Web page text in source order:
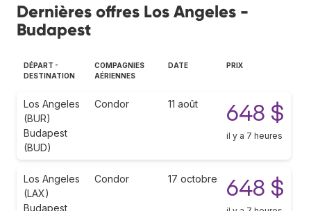
Dernières offres Los Angeles -
Budapest
DÉPART -
DESTINATION
COMPAGNIES
AÉRIENNES
DATE PRIX
Los Angeles
(BUR)
Budapest
(BUD)
Condor 11 août 648 $
il y a 7 heures
Los Angeles
(LAX)
Budapest
Condor 17 octobre 648 $